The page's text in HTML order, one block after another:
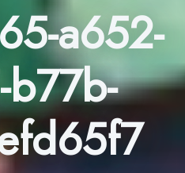
a652-